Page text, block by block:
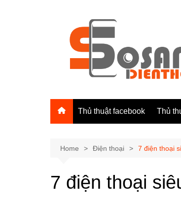
Thủ thuật facebook Thủ
Home Điện thoại 7 điện thoại
7 điện thoại